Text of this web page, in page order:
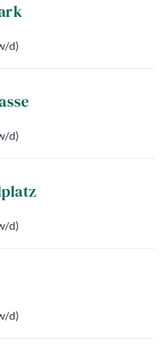
d)
d)
d)
d)